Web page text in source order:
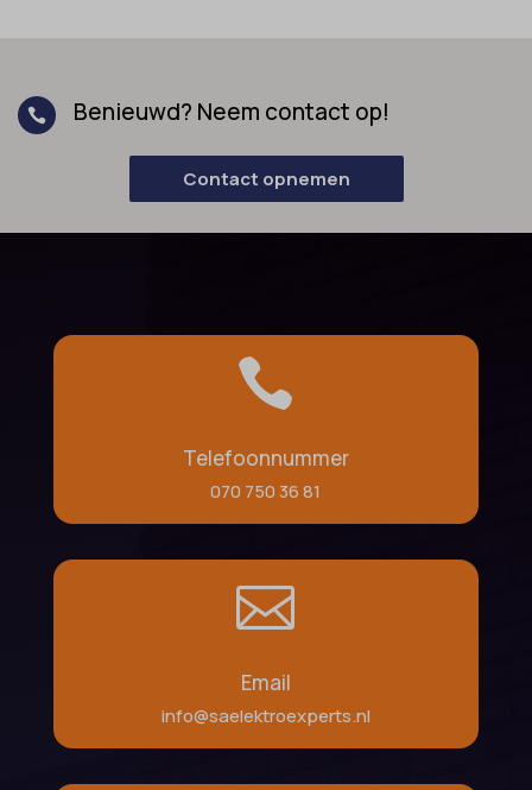
 Benieuwd? Neem contact op!
Contact opnemen

Telefoonnummer
070 750 36 81

Email
info@saelektroexperts.nl